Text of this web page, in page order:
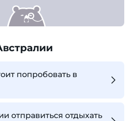
попробовать в
отправиться отдыхать